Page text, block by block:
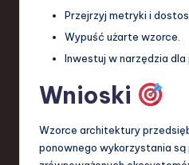
Przejrzyj metryki i
Wypuść użarte wzorce.
Inwestuj w narzędzia dla
Wnioski
Wzorce architektury
ponownego wykorzystania